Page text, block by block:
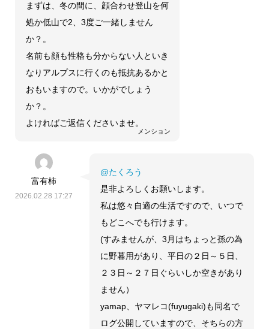
メンション
まずは、冬の間に、顔合わせ登山を何
処か低山で2、3度ご一緒しません
か？。
名前も顔も性格も分からない人といき
なりアルプスに行くのも抵抗あるかと
おもいますので。いかがでしょう
か？。
よければご返信くださいませ。
富有柿
2026.02.28 17:27
@たくろう
是非よろしくお願いします。
私は悠々自適の生活ですので、いつで
もどこへでも行けます。
(すみませんが、3月はちょっと孫の為
に野暮用があり、平日の２日～５日、
２３日～２７日ぐらいしか空きがあり
ません）
yamap、ヤマレコ(fuyugaki)も同名で
ログ公開していますので、そちらの方